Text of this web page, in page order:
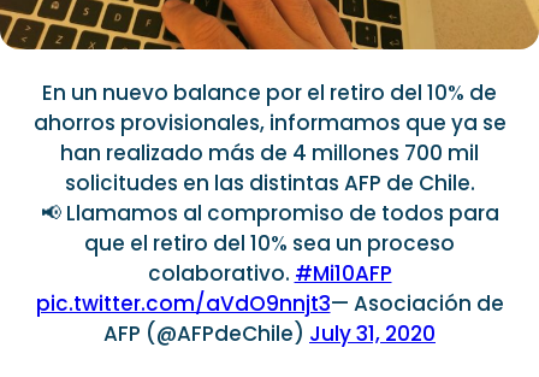
En un nuevo balance por el retiro del 10% de
ahorros provisionales, informamos que ya se
han realizado más de 4 millones 700 mil
solicitudes en las distintas AFP de Chile.
📢 Llamamos al compromiso de todos para
que el retiro del 10% sea un proceso
colaborativo. #Mi10AFP
pic.twitter.com/aVdO9nnjt3— Asociación de
AFP (@AFPdeChile) July 31, 2020